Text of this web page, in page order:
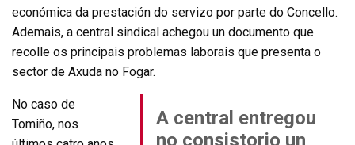
económica da prestación do servizo por parte do Concello.
Ademais, a central sindical achegou un documento que
recolle os principais problemas laborais que presenta o
sector de Axuda no Fogar.
A central entregou
no consistorio un
No caso de
Tomiño, nos